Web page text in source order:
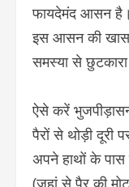
फायदेमंद आसन है।
इस आसन की खास
समस्या से
ऐसे करें
पैरों से थोड़ी दूरी
अपने हाथों के